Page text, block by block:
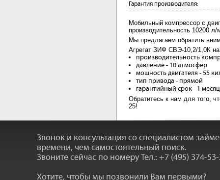
Гарантия производителя:
Мобильный компрессор с
производительность 10200
Мы предлагаем обратить
Агрегат ЗИФ СВЭ-10,2/1,0К на
производительность
давление - 10 атмосфер
мощность двигателя - 55
тип привода - прямой
гарантийный срок - 1
Обратитесь к нам для того,
25!
Звонок и консультация со специалистом
времени, чем самостоятельный поиск.
Звоните сейчас по номеру Тел.: +7 (495) 374-
Хотите, чтобы мы позвонили Вам первыми?